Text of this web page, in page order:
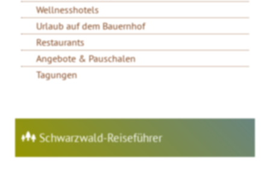
Wellnesshotels
Urlaub auf dem Bauernhof
Restaurants
Angebote & Pauschalen
Tagungen
Schwarzwald-Reiseführer